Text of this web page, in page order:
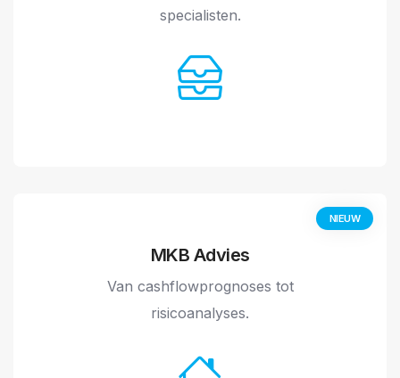
specialisten.
MKB Advies
Van cashflowprognoses tot
risicoanalyses.
NIEUW